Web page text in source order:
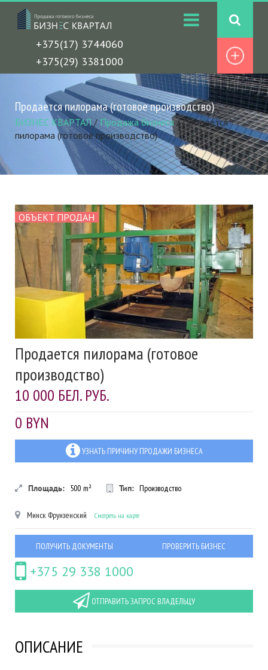
+375(17) 3744060
+375(29) 3381000
Продается пилорама (готовое производство)
БИЗНЕС КВАРТАЛ/Продажа бизнеса/Продается
пилорама (готовое производство)
ОБЪЕКТ ПРОДАН
Продается пилорама (готовое
производство)
10 000 БЕЛ. РУБ.
0 BYN
УЗНАТЬ ПРИЧИНУ ПРОДАЖИ БИЗНЕСА
Площадь: 500 m² Тип: Производство
Минск Фрунзенский Смотреть на карте
ПОЛУЧИТЬ ДОКУМЕНТЫ ПРОВЕРИТЬ БИЗНЕС
+375 29 338 1000
ОТПРАВИТЬ ЗАПРОС ВЛАДЕЛЬЦУ
ОПИСАНИЕ